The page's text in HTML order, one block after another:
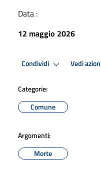
Data :
12 maggio 2026
Condividi Vedi
Categorie:
Comune
Argomenti:
Morte